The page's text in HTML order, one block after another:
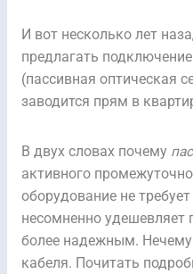
И вот несколько лет
предлагать
(пассивная оптическая
заводится прям в
В двух словах почему
активного
оборудование не
несомненно удешевляет
более надежным.
кабеля. Почитать